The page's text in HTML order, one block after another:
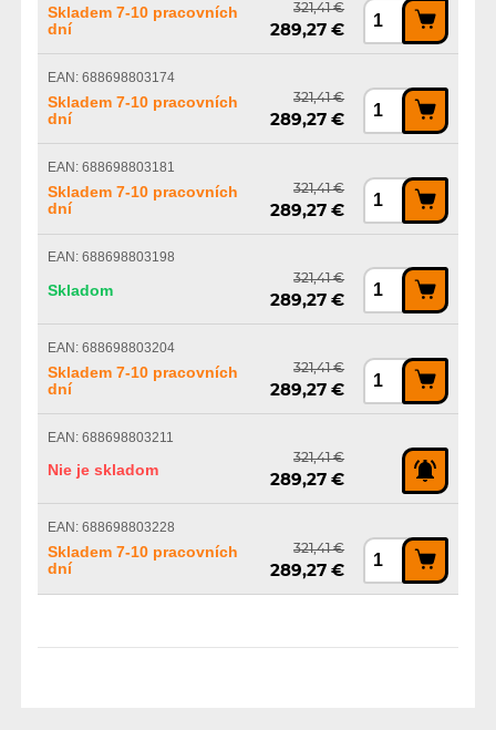
Skladem 7-10 pracovních
dní
321,41 €
289,27 €
EAN: 688698803174
Skladem 7-10 pracovních
dní
321,41 €
289,27 €
EAN: 688698803181
Skladem 7-10 pracovních
dní
321,41 €
289,27 €
EAN: 688698803198
Skladom
321,41 €
289,27 €
EAN: 688698803204
Skladem 7-10 pracovních
dní
321,41 €
289,27 €
EAN: 688698803211
Nie je skladom
321,41 €
289,27 €
EAN: 688698803228
Skladem 7-10 pracovních
dní
321,41 €
289,27 €